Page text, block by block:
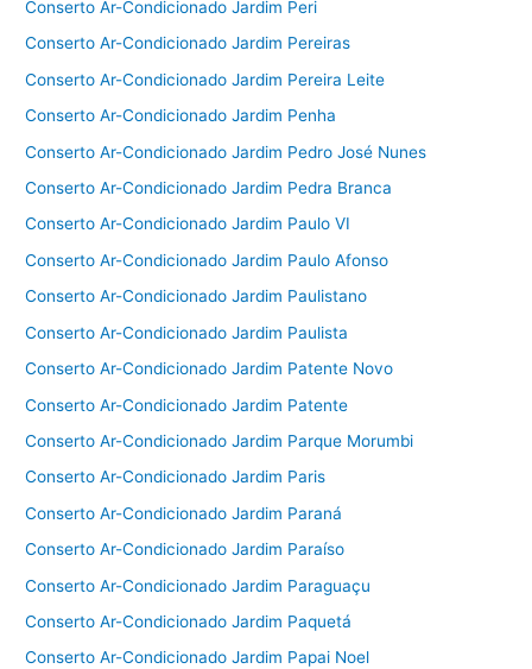
Conserto Ar-Condicionado Jardim Peri
Conserto Ar-Condicionado Jardim Pereiras
Conserto Ar-Condicionado Jardim Pereira Leite
Conserto Ar-Condicionado Jardim Penha
Conserto Ar-Condicionado Jardim Pedro José Nunes
Conserto Ar-Condicionado Jardim Pedra Branca
Conserto Ar-Condicionado Jardim Paulo VI
Conserto Ar-Condicionado Jardim Paulo Afonso
Conserto Ar-Condicionado Jardim Paulistano
Conserto Ar-Condicionado Jardim Paulista
Conserto Ar-Condicionado Jardim Patente Novo
Conserto Ar-Condicionado Jardim Patente
Conserto Ar-Condicionado Jardim Parque Morumbi
Conserto Ar-Condicionado Jardim Paris
Conserto Ar-Condicionado Jardim Paraná
Conserto Ar-Condicionado Jardim Paraíso
Conserto Ar-Condicionado Jardim Paraguaçu
Conserto Ar-Condicionado Jardim Paquetá
Conserto Ar-Condicionado Jardim Papai Noel